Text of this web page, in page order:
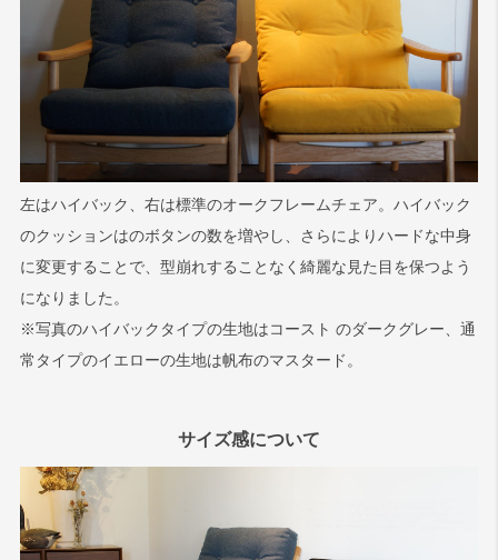
左はハイバック、右は標準のオークフレームチェア。ハイバック
のクッションはのボタンの数を増やし、さらによりハードな中身
に変更することで、型崩れすることなく綺麗な見た目を保つよう
になりました。
※写真のハイバックタイプの生地はコースト のダークグレー、通
常タイプのイエローの生地は帆布のマスタード。
サイズ感について